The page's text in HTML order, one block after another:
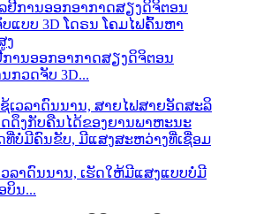
ການອອກອາກາດສຽງດິຈິຕອນ
ກວດຈັບ 3D...
ວລາດົນນານ, ເຮັດໃຫ້ມີແສງແບບບໍ່ມີ
ບິນ...